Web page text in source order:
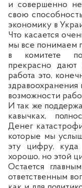
и совершенно
свою
экономику в
Что касается
мы все понимаем
в комитете по
прекрасно дают
работа это,
возможности
И так же
кавычках,
Денег
которые мы
эту цифру,
хорошо, но этой
Остается
ответственным